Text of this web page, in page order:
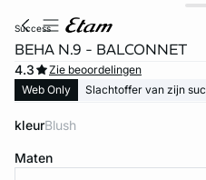
success
BEHA N.9 - BALCONNET
4.3
Zie beoordelingen
Web Only
Slachtoffer van zijn
kleur blush
Maten